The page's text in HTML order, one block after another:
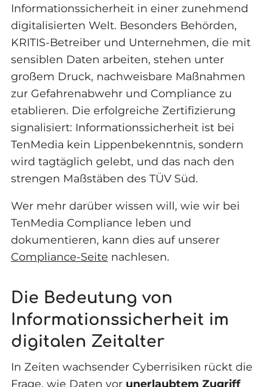
Informationssicherheit in einer zunehmend
digitalisierten Welt. Besonders Behörden,
KRITIS-Betreiber und Unternehmen, die mit
sensiblen Daten arbeiten, stehen unter
großem Druck, nachweisbare Maßnahmen
zur Gefahrenabwehr und Compliance zu
etablieren. Die erfolgreiche Zertifizierung
signalisiert: Informationssicherheit ist bei
TenMedia kein Lippenbekenntnis, sondern
wird tagtäglich gelebt, und das nach den
strengen Maßstäben des TÜV Süd.
Wer mehr darüber wissen will, wie wir bei
TenMedia Compliance leben und
dokumentieren, kann dies auf unserer
Compliance-Seite nachlesen.
Die Bedeutung von
Informationssicherheit im
digitalen Zeitalter
In Zeiten wachsender Cyberrisiken rückt die
Frage, wie Daten vor unerlaubtem Zugriff